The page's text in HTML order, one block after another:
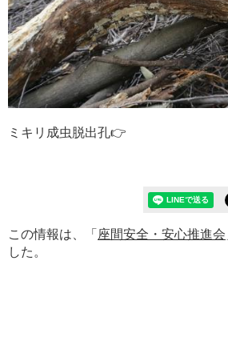
ミキリ成虫脱出孔👉
この情報は、「 座間安全・安心推進会
した。